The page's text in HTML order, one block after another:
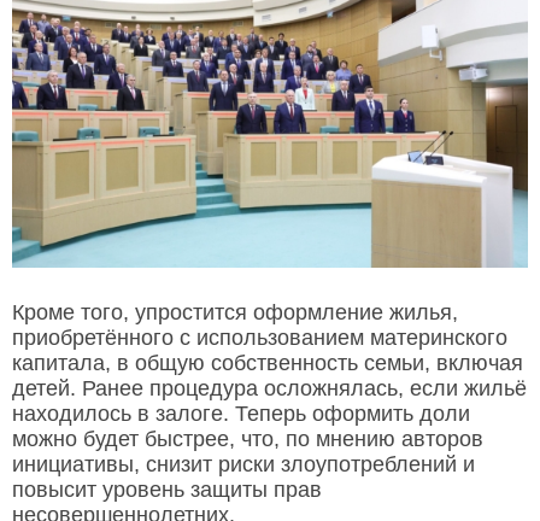
Кроме того, упростится оформление жилья,
приобретённого с использованием материнского
капитала, в общую собственность семьи, включая
детей. Ранее процедура осложнялась, если жильё
находилось в залоге. Теперь оформить доли
можно будет быстрее, что, по мнению авторов
инициативы, снизит риски злоупотреблений и
повысит уровень защиты прав
несовершеннолетних.